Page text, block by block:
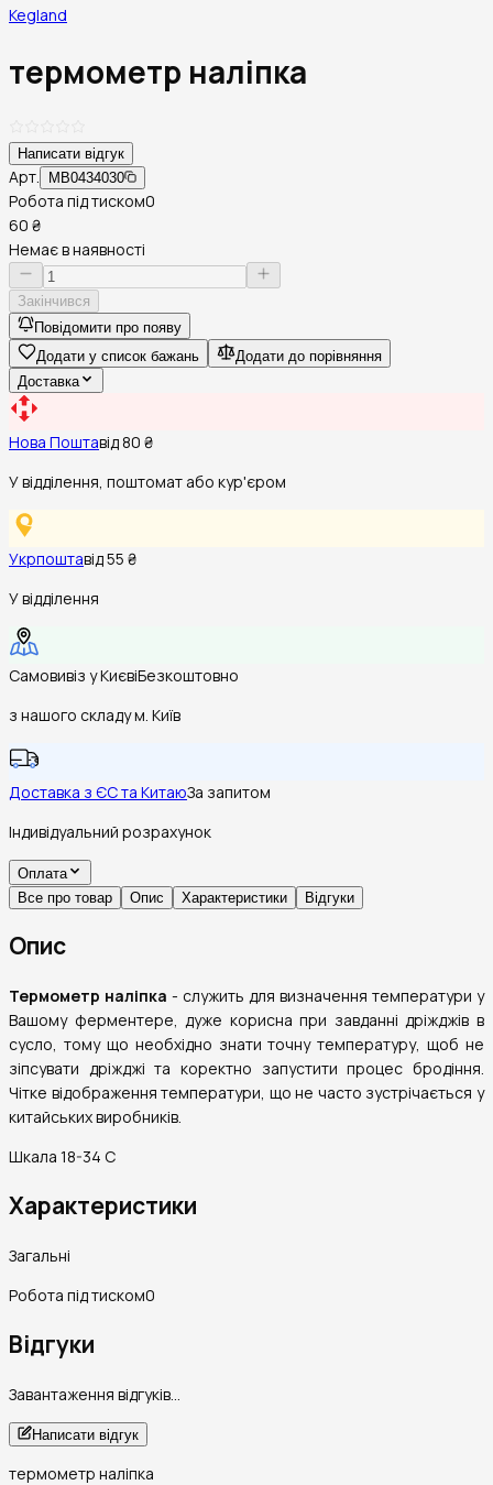
Kegland
термометр наліпка
Написати відгук
Арт. MB0434030
Робота під тиском0
60 ₴
Немає в наявності
Закінчився
Повідомити про появу
Додати у список бажань
Додати до порівняння
Доставка
Нова Поштавід 80 ₴
У відділення, поштомат або кур'єром
Укрпоштавід 55 ₴
У відділення
Самовивіз у КиєвіБезкоштовно
з нашого складу м. Київ
Доставка з ЄС та КитаюЗа запитом
Індивідуальний розрахунок
Оплата
Все про товар
Опис Характеристики Відгуки
Опис
Термометр наліпка - служить для визначення температури у
Вашому ферментере, дуже корисна при завданні дріжджів в
сусло, тому що необхідно знати точну температуру, щоб не
зіпсувати дріжджі та коректно запустити процес бродіння.
Чітке відображення температури, що не часто зустрічається у
китайських виробників.
Шкала 18-34 С
Характеристики
Загальні
Робота під тиском0
Відгуки
Завантаження відгуків…
Написати відгук
термометр наліпка